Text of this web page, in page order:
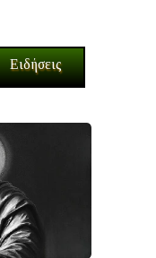
Ειδήσεις